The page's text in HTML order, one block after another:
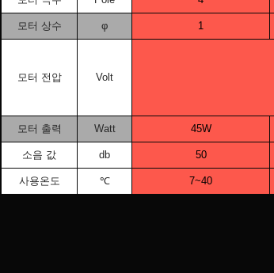
모터 상수 φ 1
모터 전압 Volt
모터 출력 Watt 45W
소음 값 db 50
사용온도 ℃ 7~40